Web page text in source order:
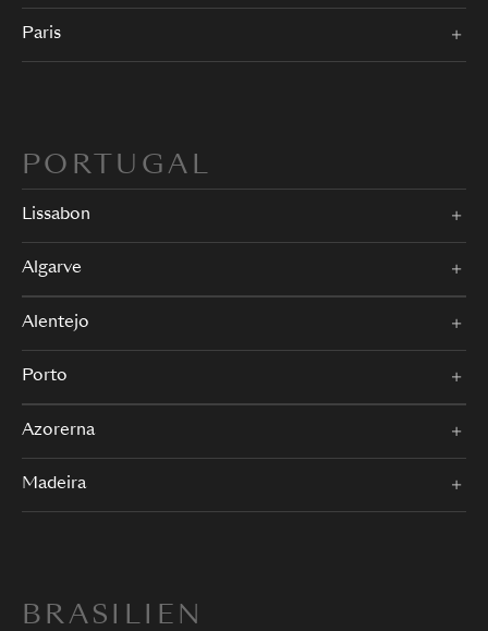
Paris
PORTUGAL
Lissabon
Algarve
Alentejo
Porto
Azorerna
Madeira
BRASILIEN